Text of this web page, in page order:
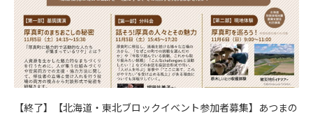
【終了】【北海道・東北ブロックイベント参加者募集】あつまの